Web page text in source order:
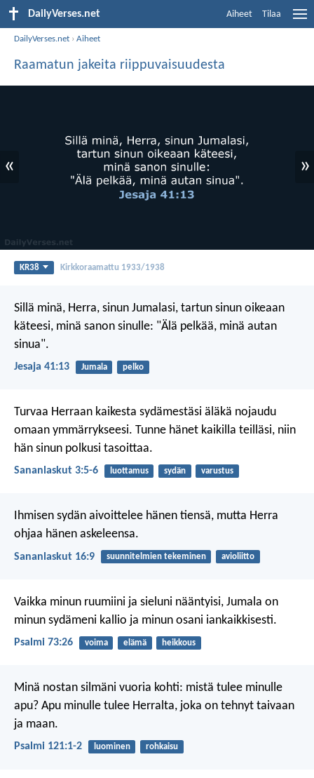
DailyVerses.net Aiheet Tilaa
DailyVerses.net ›Aiheet
Raamatun jakeita riippuvaisuudesta
« »
KR38 Kirkkoraamattu 1933/1938
Sillä minä, Herra, sinun Jumalasi, tartun sinun oikeaan
käteesi, minä sanon sinulle: "Älä pelkää, minä autan
sinua".
Jesaja 41:13 Jumala pelko
Turvaa Herraan kaikesta sydämestäsi äläkä nojaudu
omaan ymmärrykseesi. Tunne hänet kaikilla teilläsi, niin
hän sinun polkusi tasoittaa.
Sananlaskut 3:5-6 luottamus sydän varustus
Ihmisen sydän aivoittelee hänen tiensä, mutta Herra
ohjaa hänen askeleensa.
Sananlaskut 16:9 suunnitelmien tekeminen avioliitto
Vaikka minun ruumiini ja sieluni nääntyisi, Jumala on
minun sydämeni kallio ja minun osani iankaikkisesti.
Psalmi 73:26 voima elämä heikkous
Minä nostan silmäni vuoria kohti: mistä tulee minulle
apu? Apu minulle tulee Herralta, joka on tehnyt taivaan
ja maan.
Psalmi 121:1-2 luominen rohkaisu